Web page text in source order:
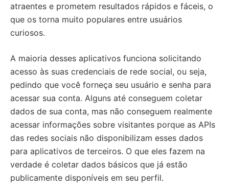
atraentes e prometem resultados rápidos e fáceis, o
que os torna muito populares entre usuários
curiosos.
A maioria desses aplicativos funciona solicitando
acesso às suas credenciais de rede social, ou seja,
pedindo que você forneça seu usuário e senha para
acessar sua conta. Alguns até conseguem coletar
dados de sua conta, mas não conseguem realmente
acessar informações sobre visitantes porque as APIs
das redes sociais não disponibilizam esses dados
para aplicativos de terceiros. O que eles fazem na
verdade é coletar dados básicos que já estão
publicamente disponíveis em seu perfil.